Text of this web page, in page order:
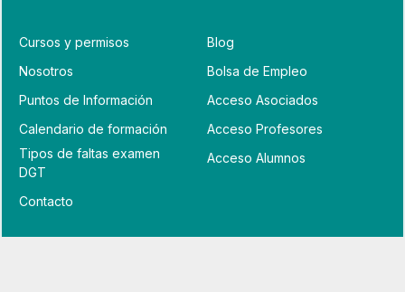
Cursos y permisos
Nosotros
Puntos de Información
Calendario de formación
Tipos de faltas examen
DGT
Contacto
Blog
Bolsa de Empleo
Acceso Asociados
Acceso Profesores
Acceso Alumnos